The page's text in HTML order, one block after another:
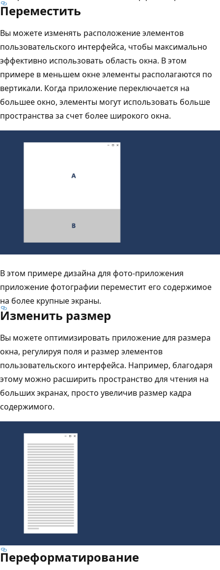
Переместить
Вы можете изменять расположение элементов
пользовательского интерфейса, чтобы максимально
эффективно использовать область окна. В этом
примере в меньшем окне элементы располагаются по
вертикали. Когда приложение переключается на
большее окно, элементы могут использовать больше
пространства за счет более широкого окна.
В этом примере дизайна для фото-приложения
приложение фотографии переместит его содержимое
на более крупные экраны.
Изменить размер
Вы можете оптимизировать приложение для размера
окна, регулируя поля и размер элементов
пользовательского интерфейса. Например, благодаря
этому можно расширить пространство для чтения на
больших экранах, просто увеличив размер кадра
содержимого.
Переформатирование